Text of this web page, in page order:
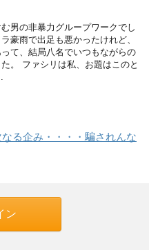
男の非暴力グループワークでし
豪雨で出足も悪かったけれど、
て、結局八名でいつもながらの
。 ファシリは私、お題はこのと
る企み・・・・騙されんな
イン